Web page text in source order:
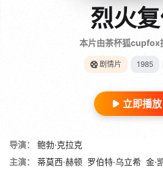
烈火
本片由茶杯狐cupfox
剧情片 1985
立即播放
导演：
鲍勃·克拉克
主演：
蒂莫西·赫顿 罗伯特·乌立希 金·